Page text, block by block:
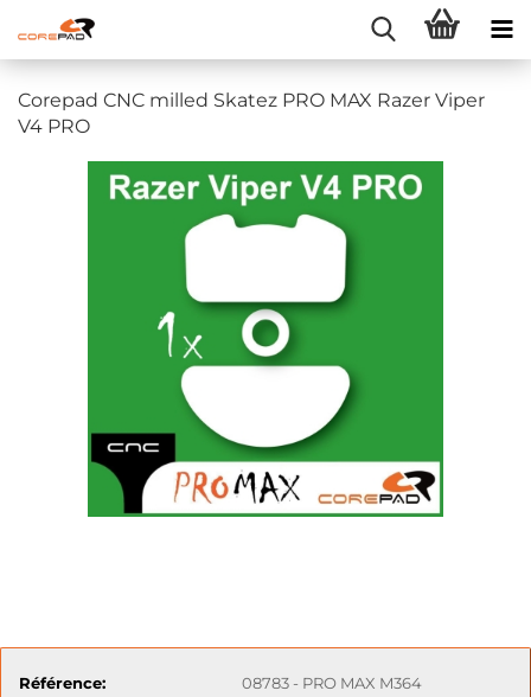
Corepad CNC milled Skatez PRO MAX Razer Viper
V4 PRO
Référence:
08783 - PRO MAX M364